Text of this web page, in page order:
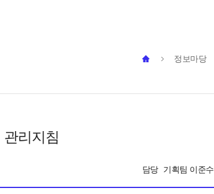
정보마당
리지침
담당 기획팀 이준수